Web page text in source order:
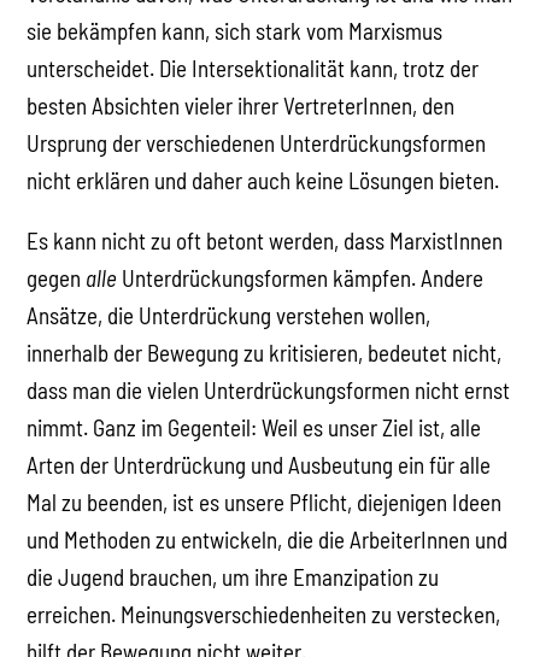
sie bekämpfen kann, sich stark vom Marxismus
unterscheidet. Die Intersektionalität kann, trotz der
besten Absichten vieler ihrer VertreterInnen, den
Ursprung der verschiedenen Unterdrückungsformen
nicht erklären und daher auch keine Lösungen bieten.
Es kann nicht zu oft betont werden, dass MarxistInnen
gegen alle Unterdrückungsformen kämpfen. Andere
Ansätze, die Unterdrückung verstehen wollen,
innerhalb der Bewegung zu kritisieren, bedeutet nicht,
dass man die vielen Unterdrückungsformen nicht ernst
nimmt. Ganz im Gegenteil: Weil es unser Ziel ist, alle
Arten der Unterdrückung und Ausbeutung ein für alle
Mal zu beenden, ist es unsere Pflicht, diejenigen Ideen
und Methoden zu entwickeln, die die ArbeiterInnen und
die Jugend brauchen, um ihre Emanzipation zu
erreichen. Meinungsverschiedenheiten zu verstecken,
hilft der Bewegung nicht weiter.